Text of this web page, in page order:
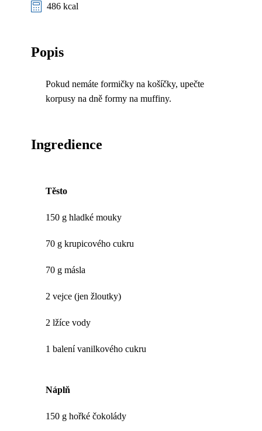
486 kcal
Popis
Pokud nemáte formičky na košíčky, upečte
korpusy na dně formy na muffiny.
Ingredience
Těsto
150 g hladké mouky
70 g krupicového cukru
70 g másla
2 vejce (jen žloutky)
2 lžíce vody
1 balení vanilkového cukru
Náplň
150 g hořké čokolády